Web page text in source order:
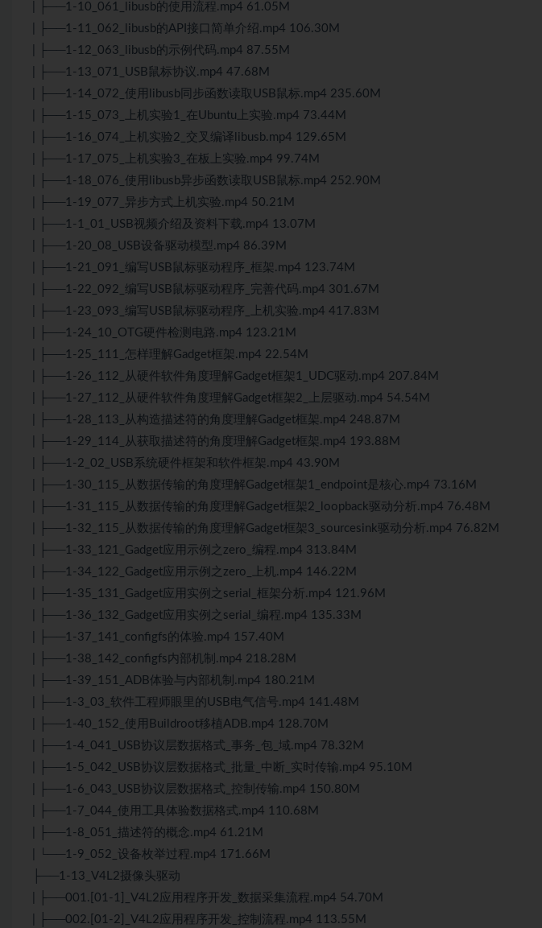
| ├──1-10_061_libusb的使用流程.mp4 61.05M
| ├──1-11_062_libusb的API接口简单介绍.mp4 106.30M
| ├──1-12_063_libusb的示例代码.mp4 87.55M
| ├──1-13_071_USB鼠标协议.mp4 47.68M
| ├──1-14_072_使用libusb同步函数读取USB鼠标.mp4 235.60M
| ├──1-15_073_上机实验1_在Ubuntu上实验.mp4 73.44M
| ├──1-16_074_上机实验2_交叉编译libusb.mp4 129.65M
| ├──1-17_075_上机实验3_在板上实验.mp4 99.74M
| ├──1-18_076_使用libusb异步函数读取USB鼠标.mp4 252.90M
| ├──1-19_077_异步方式上机实验.mp4 50.21M
| ├──1-1_01_USB视频介绍及资料下载.mp4 13.07M
| ├──1-20_08_USB设备驱动模型.mp4 86.39M
| ├──1-21_091_编写USB鼠标驱动程序_框架.mp4 123.74M
| ├──1-22_092_编写USB鼠标驱动程序_完善代码.mp4 301.67M
| ├──1-23_093_编写USB鼠标驱动程序_上机实验.mp4 417.83M
| ├──1-24_10_OTG硬件检测电路.mp4 123.21M
| ├──1-25_111_怎样理解Gadget框架.mp4 22.54M
| ├──1-26_112_从硬件软件角度理解Gadget框架1_UDC驱动.mp4 207.84M
| ├──1-27_112_从硬件软件角度理解Gadget框架2_上层驱动.mp4 54.54M
| ├──1-28_113_从构造描述符的角度理解Gadget框架.mp4 248.87M
| ├──1-29_114_从获取描述符的角度理解Gadget框架.mp4 193.88M
| ├──1-2_02_USB系统硬件框架和软件框架.mp4 43.90M
| ├──1-30_115_从数据传输的角度理解Gadget框架1_endpoint是核心.mp4 73.16M
| ├──1-31_115_从数据传输的角度理解Gadget框架2_loopback驱动分析.mp4 76.48M
| ├──1-32_115_从数据传输的角度理解Gadget框架3_sourcesink驱动分析.mp4 76.82M
| ├──1-33_121_Gadget应用示例之zero_编程.mp4 313.84M
| ├──1-34_122_Gadget应用示例之zero_上机.mp4 146.22M
| ├──1-35_131_Gadget应用实例之serial_框架分析.mp4 121.96M
| ├──1-36_132_Gadget应用实例之serial_编程.mp4 135.33M
| ├──1-37_141_configfs的体验.mp4 157.40M
| ├──1-38_142_configfs内部机制.mp4 218.28M
| ├──1-39_151_ADB体验与内部机制.mp4 180.21M
| ├──1-3_03_软件工程师眼里的USB电气信号.mp4 141.48M
| ├──1-40_152_使用Buildroot移植ADB.mp4 128.70M
| ├──1-4_041_USB协议层数据格式_事务_包_域.mp4 78.32M
| ├──1-5_042_USB协议层数据格式_批量_中断_实时传输.mp4 95.10M
| ├──1-6_043_USB协议层数据格式_控制传输.mp4 150.80M
| ├──1-7_044_使用工具体验数据格式.mp4 110.68M
| ├──1-8_051_描述符的概念.mp4 61.21M
| └──1-9_052_设备枚举过程.mp4 171.66M
├──1-13_V4L2摄像头驱动
| ├──001.[01-1]_V4L2应用程序开发_数据采集流程.mp4 54.70M
| ├──002.[01-2]_V4L2应用程序开发_控制流程.mp4 113.55M